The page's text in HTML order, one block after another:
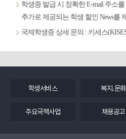
학생증 발급 시 정확한 E-mail 주소
추가로 제공되는 학생 할인 News를
국제학생증 상세 문의 : 키세스
학생서비스 복지.문화
주요국책사업 채용공고